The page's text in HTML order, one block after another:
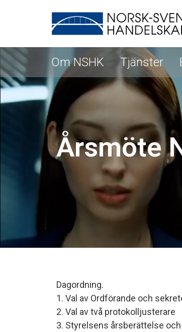
Om NSHK Tjänster
Årsmöte
Dagordning.
1. Val av Ordförande och
2. Val av två protokolljusterare
3. Styrelsens årsberättelse